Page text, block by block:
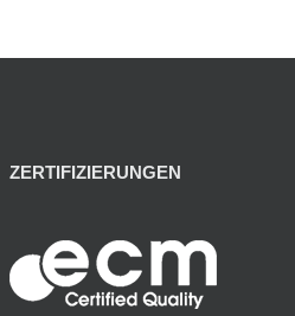
ZERTIFIZIERUNGEN